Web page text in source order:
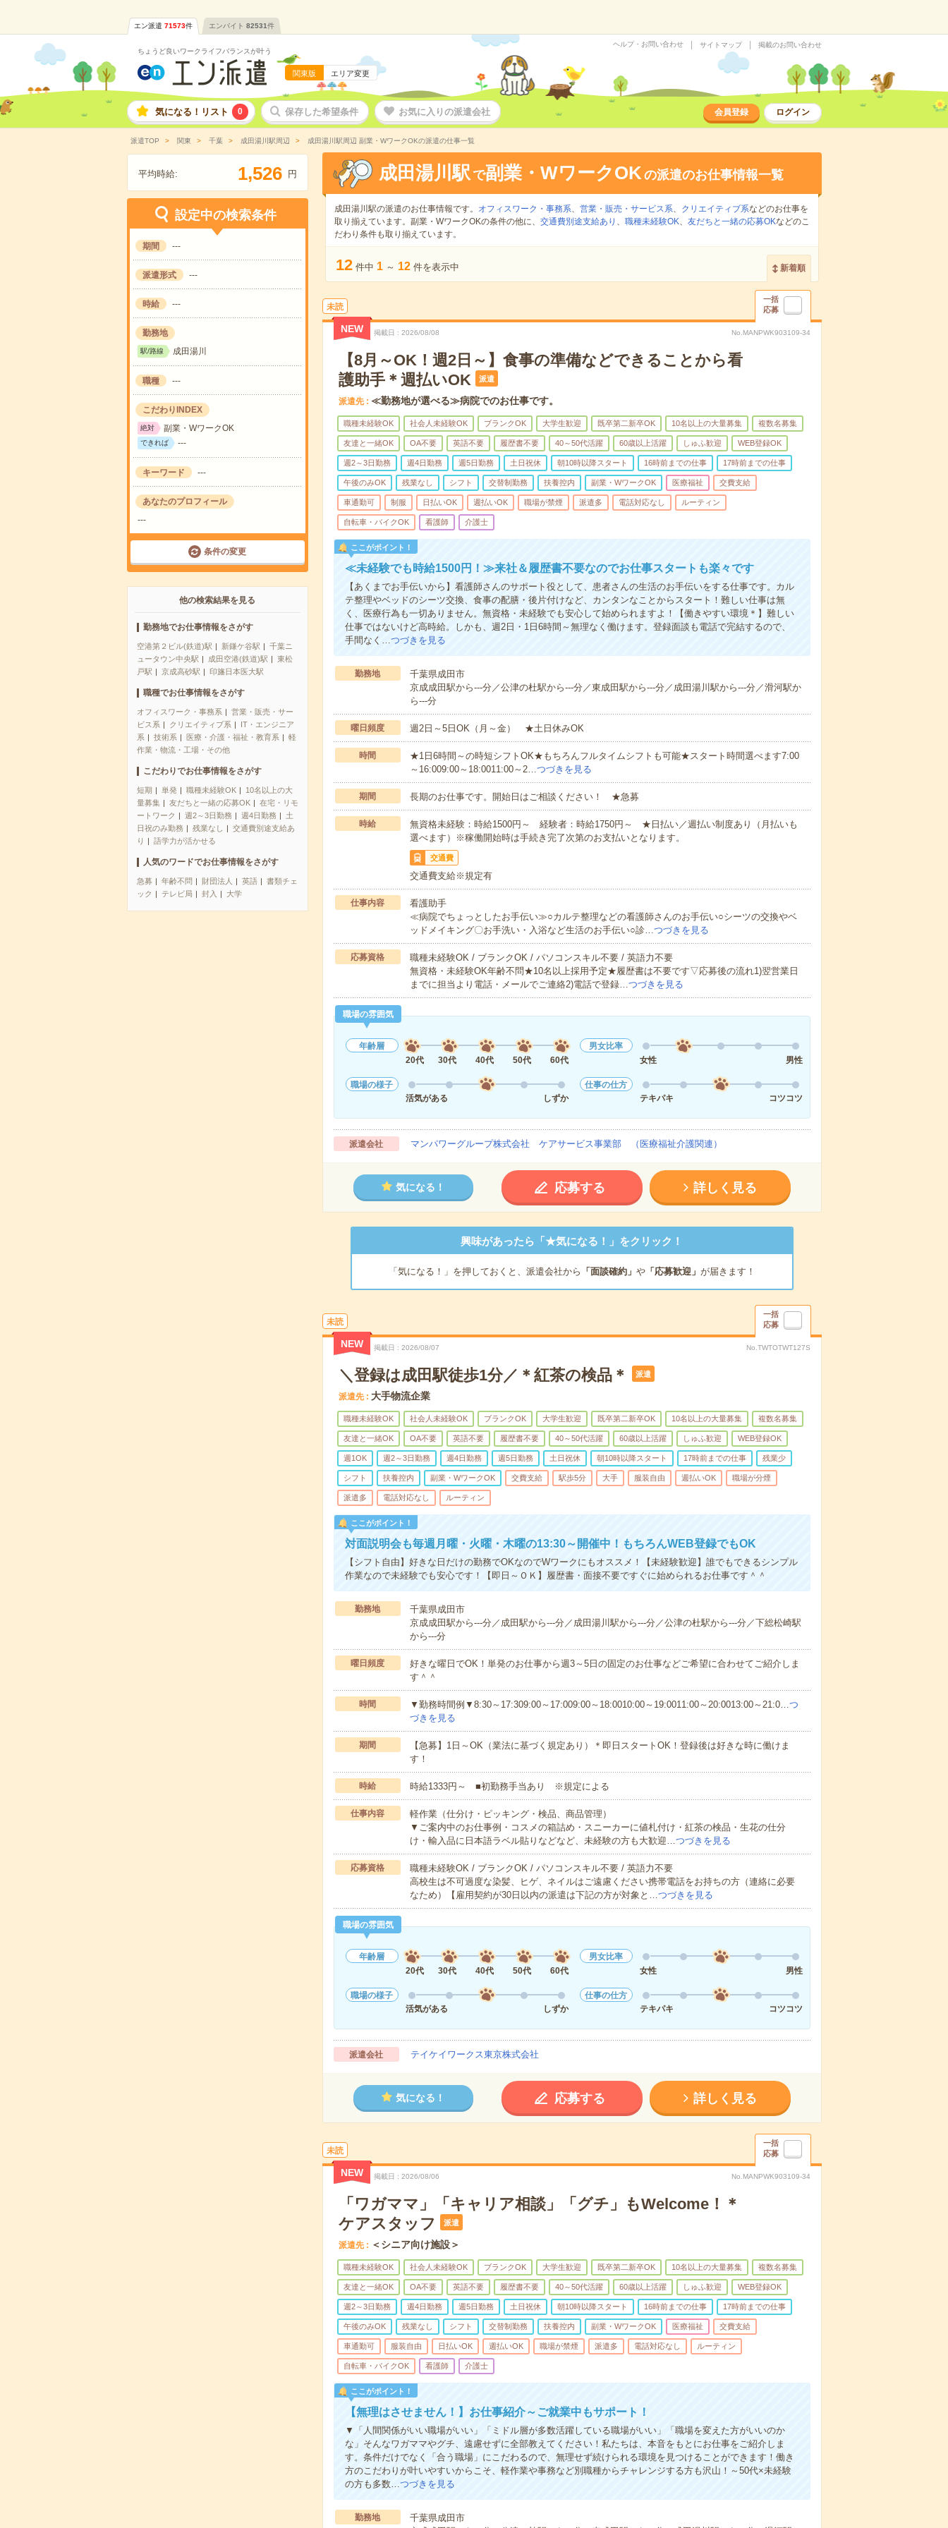
エン派遣 71573件 エンバイト 82531件
ちょうど良いワークライフバランスが叶う
関東版 エリア変更
ヘルプ・お問い合わせ サイトマップ 掲載のお問い合わせ
気になる！リスト 0 保存した希望条件 お気に入りの派遣会社 会員登録 ログイン
派遣TOP 関東 千葉 成田湯川駅周辺 成田湯川駅周辺 副業・WワークOKの派遣の仕事一覧
平均時給: 1,526 円
設定中の検索条件
期間 ---
派遣形式 ---
時給 ---
勤務地
駅/路線 成田湯川
職種 ---
こだわりINDEX
絶対 副業・WワークOK
できれば ---
キーワード ---
あなたのプロフィール
---
条件の変更
他の検索結果を見る
勤務地でお仕事情報をさがす
空港第２ビル(鉄道)駅 新鎌ケ谷駅
千葉ニ
ュータウン中央駅
成田空港(鉄道)駅
東松
戸駅
京成高砂駅 印旛日本医大駅
職種でお仕事情報をさがす
オフィスワーク・事務系
営業・販売・サー
ビス系
クリエイティブ系
IT・エンジニア
系
技術系 医療・介護・福祉・教育系
軽
作業・物流・工場・その他
こだわりでお仕事情報をさがす
短期 単発 職種未経験OK
10名以上の大
量募集
友だちと一緒の応募OK
在宅・リモ
ートワーク
週2～3日勤務 週4日勤務
土
日祝のみ勤務
残業なし
交通費別途支給あ
り
語学力が活かせる
人気のワードでお仕事情報をさがす
急募 年齢不問 財団法人 英語
書類チェ
ック
テレビ局 封入 大学
成田湯川駅 で副業・WワークOKの派遣のお仕事情報一覧
成田湯川駅の派遣のお仕事情報です。 オフィスワーク・事務系、 営業・販売・サービス系、 クリエイティブ系などのお仕事を
取り揃えています。副業・WワークOKの条件の他に、 交通費別途支給あり 、 職種未経験OK、 友だちと一緒の応募OKなどのこ
だわり条件も取り揃えています。
12 件中 1 ～ 12 件を表示中 新着順
未読
一括
応募
NEW 掲載日 2026/08/08 No.MANPWK903109-34
【8月～OK！週2日～】食事の準備などできることから看
護助手＊週払いOK
派遣
派遣先 ≪勤務地が選べる≫病院でのお仕事です。
職種未経験OK 社会人未経験OK ブランクOK 大学生歓迎 既卒第二新卒OK 10名以上の大量募集 複数名募集
友達と一緒OK OA不要 英語不要 履歴書不要 40～50代活躍 60歳以上活躍 しゅふ歓迎 WEB登録OK
週2～3日勤務 週4日勤務 週5日勤務 土日祝休 朝10時以降スタート 16時前までの仕事 17時前までの仕事
午後のみOK 残業なし シフト 交替制勤務 扶養控内 副業・WワークOK 医療福祉 交費支給
車通勤可 制服 日払いOK 週払いOK 職場が禁煙 派遣多 電話対応なし ルーティン
自転車・バイクOK 看護師 介護士
ここがポイント！
≪未経験でも時給1500円！≫来社＆履歴書不要なのでお仕事スタートも楽々です
【あくまでお手伝いから】看護師さんのサポート役として、患者さんの生活のお手伝いをする仕事です。カル
テ整理やベッドのシーツ交換、食事の配膳・後片付けなど、カンタンなことからスタート！難しい仕事は無
く、医療行為も一切ありません。無資格・未経験でも安心して始められますよ！【働きやすい環境＊】難しい
仕事ではないけど高時給。しかも、週2日・1日6時間～無理なく働けます。登録面談も電話で完結するので、
手間なく…つづきを見る
勤務地
千葉県成田市
京成成田駅から---分／公津の杜駅から---分／東成田駅から---分／成田湯川駅から---分／滑河駅か
ら---分
曜日頻度 週2日～5日OK（月～金） ★土日休みOK
時間
★1日6時間～の時短シフトOK★もちろんフルタイムシフトも可能★スタート時間選べます7:00
～16:009:00～18:0011:00～2…つづきを見る
期間 長期のお仕事です。開始日はご相談ください！ ★急募
時給
無資格未経験：時給1500円～ 経験者：時給1750円～ ★日払い／週払い制度あり（月払いも
選べます）※稼働開始時は手続き完了次第のお支払いとなります。
交通費
交通費支給※規定有
仕事内容
看護助手
≪病院でちょっとしたお手伝い≫○カルテ整理などの看護師さんのお手伝い○シーツの交換やベ
ッドメイキング〇お手洗い・入浴など生活のお手伝い○診…つづきを見る
応募資格
職種未経験OK / ブランクOK / パソコンスキル不要 / 英語力不要
無資格・未経験OK年齢不問★10名以上採用予定★履歴書は不要です▽応募後の流れ1)翌営業日
までに担当より電話・メールでご連絡2)電話で登録…つづきを見る
職場の雰囲気
年齢層
20代
30代 40代 50代 60代
男女比率
女性
男性
職場の様子
活気がある
しずか
仕事の仕方
テキパキ
コツコツ
派遣会社 マンパワーグループ株式会社 ケアサービス事業部 （医療福祉介護関連）
気になる！ 応募する 詳しく見る
興味があったら「★気になる！」をクリック！
「気になる！」を押しておくと、派遣会社から 「面談確約」 や「応募歓迎」 が届きます！
未読
一括
応募
NEW 掲載日 2026/08/07 No.TWTOTWT127S
＼登録は成田駅徒歩1分／＊紅茶の検品＊ 派遣
派遣先 大手物流企業
職種未経験OK 社会人未経験OK ブランクOK 大学生歓迎 既卒第二新卒OK 10名以上の大量募集 複数名募集
友達と一緒OK OA不要 英語不要 履歴書不要 40～50代活躍 60歳以上活躍 しゅふ歓迎 WEB登録OK
週1OK 週2～3日勤務 週4日勤務 週5日勤務 土日祝休 朝10時以降スタート 17時前までの仕事 残業少
シフト 扶養控内 副業・WワークOK 交費支給 駅歩5分 大手 服装自由 週払いOK 職場が分煙
派遣多 電話対応なし ルーティン
ここがポイント！
対面説明会も毎週月曜・火曜・木曜の13:30～開催中！もちろんWEB登録でもOK
【シフト自由】好きな日だけの勤務でOKなのでWワークにもオススメ！【未経験歓迎】誰でもできるシンプル
作業なので未経験でも安心です！【即日～ＯＫ】履歴書・面接不要ですぐに始められるお仕事です＾＾
勤務地
千葉県成田市
京成成田駅から---分／成田駅から---分／成田湯川駅から---分／公津の杜駅から---分／下総松崎駅
から---分
曜日頻度
好きな曜日でOK！単発のお仕事から週3～5日の固定のお仕事などご希望に合わせてご紹介しま
す＾＾
時間 ▼勤務時間例▼8:30～17:309:00～17:009:00～18:0010:00～19:0011:00～20:0013:00～21:0…つ
づきを見る
期間
【急募】1日～OK（業法に基づく規定あり）＊即日スタートOK！登録後は好きな時に働けま
す！
時給 時給1333円～ ■初勤務手当あり ※規定による
仕事内容
軽作業（仕分け・ピッキング・検品、商品管理）
▼ご案内中のお仕事例・コスメの箱詰め・スニーカーに値札付け・紅茶の検品・生花の仕分
け・輸入品に日本語ラベル貼りなどなど、未経験の方も大歓迎…つづきを見る
応募資格
職種未経験OK / ブランクOK / パソコンスキル不要 / 英語力不要
高校生は不可過度な染髪、ヒゲ、ネイルはご遠慮ください携帯電話をお持ちの方（連絡に必要
なため）【雇用契約が30日以内の派遣は下記の方が対象と…つづきを見る
職場の雰囲気
年齢層
20代
30代 40代 50代 60代
男女比率
女性
男性
職場の様子
活気がある
しずか
仕事の仕方
テキパキ
コツコツ
派遣会社 テイケイワークス東京株式会社
気になる！ 応募する 詳しく見る
未読
一括
応募
NEW 掲載日 2026/08/06 No.MANPWK903109-34
「ワガママ」「キャリア相談」「グチ」もWelcome！＊
ケアスタッフ
派遣
派遣先 ＜シニア向け施設＞
職種未経験OK 社会人未経験OK ブランクOK 大学生歓迎 既卒第二新卒OK 10名以上の大量募集 複数名募集
友達と一緒OK OA不要 英語不要 履歴書不要 40～50代活躍 60歳以上活躍 しゅふ歓迎 WEB登録OK
週2～3日勤務 週4日勤務 週5日勤務 土日祝休 朝10時以降スタート 16時前までの仕事 17時前までの仕事
午後のみOK 残業なし シフト 交替制勤務 扶養控内 副業・WワークOK 医療福祉 交費支給
車通勤可 服装自由 日払いOK 週払いOK 職場が禁煙 派遣多 電話対応なし ルーティン
自転車・バイクOK 看護師 介護士
ここがポイント！
【無理はさせません！】お仕事紹介～ご就業中もサポート！
▼「人間関係がいい職場がいい」「ミドル層が多数活躍している職場がいい」「職場を変えた方がいいのか
な」そんなワガママやグチ、遠慮せずに全部教えてください！私たちは、本音をもとにお仕事をご紹介しま
す。条件だけでなく「合う職場」にこだわるので、無理せず続けられる環境を見つけることができます！働き
方のこだわりが叶いやすいからこそ、軽作業や事務など別職種からチャレンジする方も沢山！～50代×未経験
の方も多数…つづきを見る
勤務地
千葉県成田市